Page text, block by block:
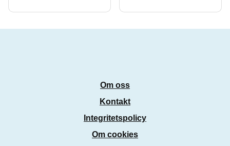
Om oss
Kontakt
Integritetspolicy
Om cookies